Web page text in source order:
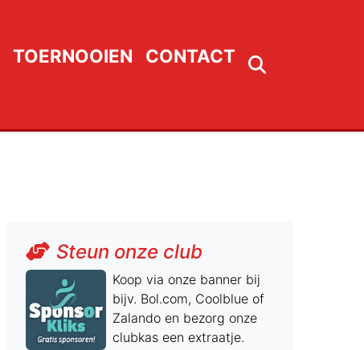
TOERNOOIEN CONTACT
Steun onze club
Koop via onze banner bij
bijv. Bol.com, Coolblue of
Zalando en bezorg onze
clubkas een extraatje.